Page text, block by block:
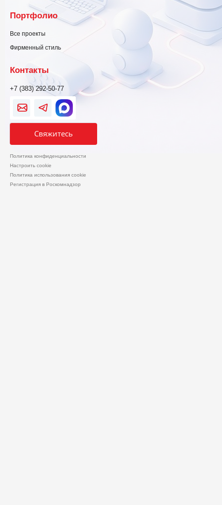
Портфолио
Все проекты
Фирменный стиль
Контакты
+7 (383) 292-50-77
Свяжитесь
Политика конфиденциальности
Настроить cookie
Политика использования cookie
Регистрация в Роскомнадзор